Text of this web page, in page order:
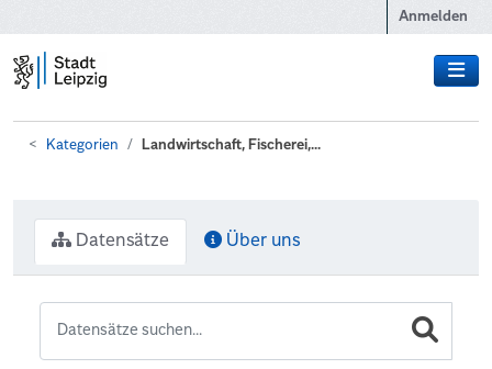
Anmelden
Kategorien Landwirtschaft, Fischerei,...
Datensätze Über uns